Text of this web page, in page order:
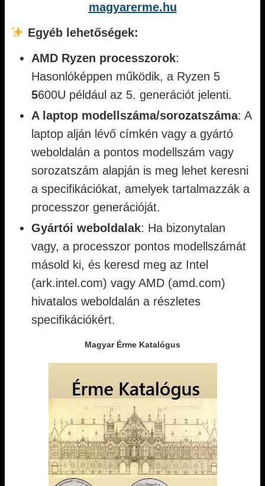
magyarerme.hu
Egyéb lehetőségek:
AMD Ryzen processzorok:
Hasonlóképpen működik, a Ryzen 5
5600U például az 5. generációt jelenti.
A laptop modellszáma/sorozatszáma: A
laptop alján lévő címkén vagy a gyártó
weboldalán a pontos modellszám vagy
sorozatszám alapján is meg lehet keresni
a specifikációkat, amelyek tartalmazzák a
processzor generációját.
Gyártói weboldalak: Ha bizonytalan
vagy, a processzor pontos modellszámát
másold ki, és keresd meg az Intel
(ark.intel.com) vagy AMD (amd.com)
hivatalos weboldalán a részletes
specifikációkért.
Magyar Érme Katalógus